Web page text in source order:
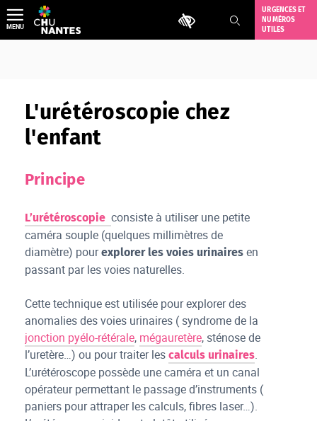
Aller
au
contenu
Outils d'accessibilité
URGENCES ET
NUMÉROS
UTILES
MENU
L'urétéroscopie chez
l'enfant
Principe
L’urétéroscopieconsiste à utiliser une petite
caméra souple (quelques millimètres de
diamètre) pourexplorer les voies urinaires en
passant par les voies naturelles.
Cette technique est utilisée pour explorer des
anomalies des voies urinaires ( syndrome de la
jonction pyélo-rétérale, mégauretère, sténose de
l’uretère…) ou pour traiter lescalculs urinaires.
L’urétéroscope possède une caméra et un canal
opérateur permettant le passage d’instruments (
paniers pour attraper les calculs, fibres laser…).